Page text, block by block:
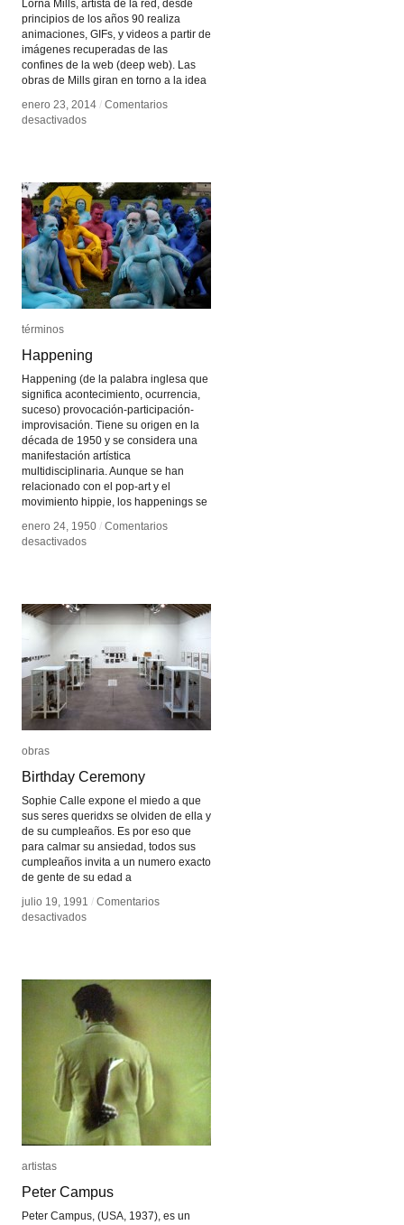
Lorna Mills, artista de la red, desde
principios de los años 90 realiza
animaciones, GIFs, y videos a partir de
imágenes recuperadas de las
confines de la web (deep web). Las
obras de Mills giran en torno a la idea
enero 23, 2014 / Comentarios
desactivadosen
enero 23, 2014 / Comentarios
desactivadosen
términos
Happening
Happening (de la palabra inglesa que
significa acontecimiento, ocurrencia,
suceso) provocación-participación-
improvisación. Tiene su origen en la
década de 1950 y se considera una
manifestación artística
multidisciplinaria. Aunque se han
relacionado con el pop-art y el
movimiento hippie, los happenings se
enero 24, 1950 / Comentarios
desactivadosen
términos
Happening
enero 24, 1950 / Comentarios
desactivadosen
obras
Birthday Ceremony
Sophie Calle expone el miedo a que
sus seres queridxs se olviden de ella y
de su cumpleaños. Es por eso que
para calmar su ansiedad, todos sus
cumpleaños invita a un numero exacto
de gente de su edad a
julio 19, 1991 / Comentarios
desactivadosen
obras
Birthday Ceremony
julio 19, 1991 / Comentarios
desactivadosen
artistas
Peter Campus
Peter Campus, (USA, 1937), es un
artistas
Peter Campus